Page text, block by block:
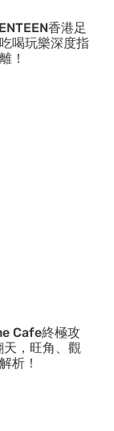
香港足
喝玩樂深度指
！
Cafe終極攻
，旺角、觀
析！